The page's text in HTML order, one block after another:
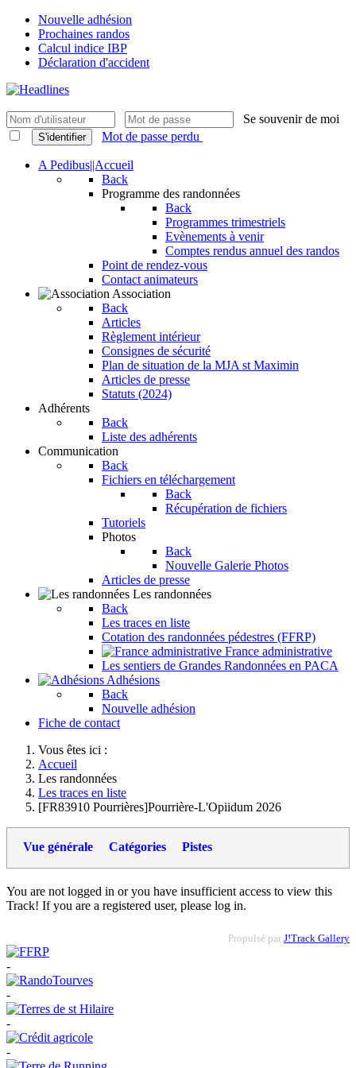
Nouvelle adhésion
Prochaines randos
Calcul indice IBP
Déclaration d'accident
Se souvenir de moi
S'identifier Mot de passe perdu
A Pedibus||Accueil
Back
Programme des randonnées
Back
Programmes trimestriels
Evènements à venir
Comptes rendus annuel des randos
Point de rendez-vous
Contact animateurs
Association
Back
Articles
Règlement intérieur
Consignes de sécurité
Plan de situation de la MJA st Maximin
Articles de presse
Statuts (2024)
Adhérents
Back
Liste des adhérents
Communication
Back
Fichiers en téléchargement
Back
Récupération de fichiers
Tutoriels
Photos
Back
Nouvelle Galerie Photos
Articles de presse
Les randonnées
Back
Les traces en liste
Cotation des randonnées pédestres (FFRP)
France administrative
Les sentiers de Grandes Randonnées en PACA
Adhésions
Back
Nouvelle adhésion
Fiche de contact
Vous êtes ici :
Accueil
Les randonnées
Les traces en liste
[FR83910 Pourrières]Pourrière-L'Opiidum 2026
Vue générale Catégories Pistes
You are not logged in or you have insufficient access to view this
Track! If you are a registered user, please log in.
Propulsé par J!Track Gallery
-
-
-
-